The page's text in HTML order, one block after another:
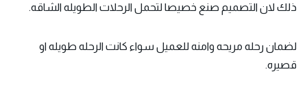
ذلك لان التصميم صنع خصيصا لتحمل الرحلات الطويله الشاقه.
لضمان رحله مريحه وامنه للعميل سواء كانت الرحله طويله او
قصيره.